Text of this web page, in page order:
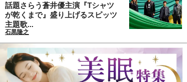
話題さらう蒼井優主演『Tシャツ
が乾くまで』盛り上げるスピッツ
主題歌...
石黒隆之